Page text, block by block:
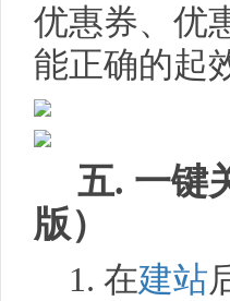
优惠券、优
能正确的起
五. 一键
版）
1. 在建站